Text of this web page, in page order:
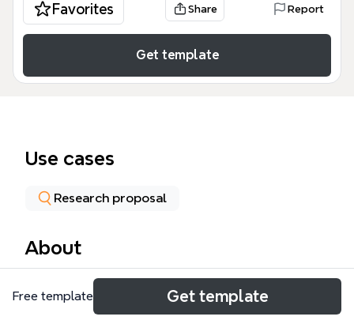
Favorites Share Report
Get template
Use cases
Research proposal
About
Esta plantilla de mapa mental, 'Estructura de la
empresa', desglosa las tres rutas principales de
Free template Get template